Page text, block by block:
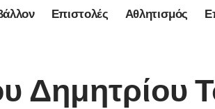
Επιστολές Αθλητισμός
Δημητρίου